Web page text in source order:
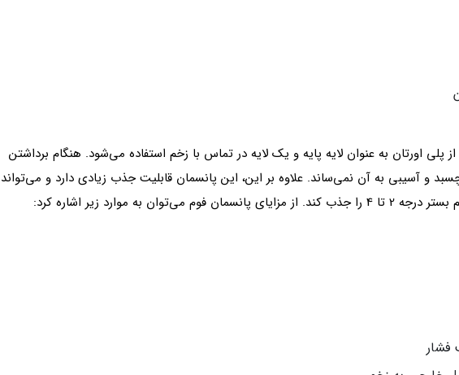
پلی اورتان به عنوان لایه پایه و یک لایه در تماس با زخم استفاده می‌شود. هنگام برداشتن
و آسیبی به آن نمی‌ساند. علاوه بر این، این پانسمان قابلیت جذب زیادی دارد و می‌تواند
می‌توان به موارد زیر اشاره کرد:
فشار